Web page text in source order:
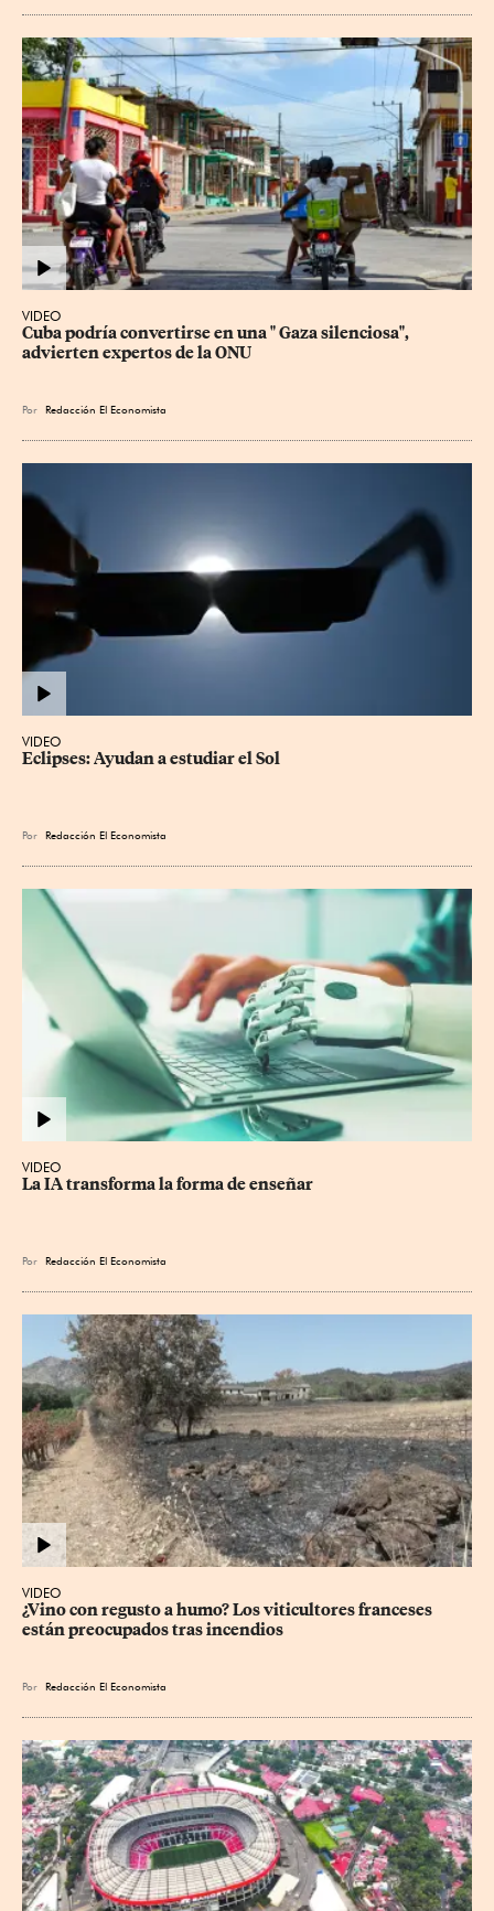
VIDEO
Cuba podría convertirse en una " Gaza silenciosa",
advierten expertos de la ONU
Por Redacción El Economista
VIDEO
Eclipses: Ayudan a estudiar el Sol
Por Redacción El Economista
VIDEO
La IA transforma la forma de enseñar
Por Redacción El Economista
VIDEO
¿Vino con regusto a humo? Los viticultores franceses
están preocupados tras incendios
Por Redacción El Economista